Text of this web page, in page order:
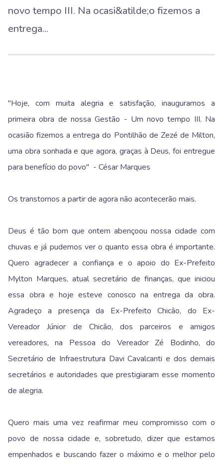
novo tempo III. Na ocasi&atilde;o fizemos a
entrega...
"Hoje, com muita alegria e satisfação, inauguramos a
primeira obra de nossa Gestão - Um novo tempo III. Na
ocasião fizemos a entrega do Pontilhão de Zezé de Milton,
uma obra sonhada e que agora, graças à Deus, foi entregue
para benefício do povo" - César Marques
Os transtornos a partir de agora não acontecerão mais.
Deus é tão bom que ontem abençoou nossa cidade com
chuvas e já pudemos ver o quanto essa obra é importante.
Quero agradecer a confiança e o apoio do Ex-Prefeito
Mylton Marques, atual secretário de finanças, que iniciou
essa obra e hoje esteve conosco na entrega da obra.
Agradeço a presença da Ex-Prefeito Chicão, do Ex-
Vereador Júnior de Chicão, dos parceiros e amigos
vereadores, na Pessoa do Vereador Zé Bodinho, do
Secretário de Infraestrutura Davi Cavalcanti e dos demais
secretários e autoridades que prestigiaram esse momento
de alegria.
Quero mais uma vez reafirmar meu compromisso com o
povo de nossa cidade e, sobretudo, dizer que estamos
empenhados e buscando fazer o máximo e o melhor pelo